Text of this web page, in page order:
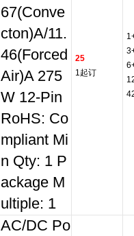
67(Conve
cton)A/11.
46(Forced
Air)A 275
W 12-Pin
RoHS: Co
mpliant Mi
n Qty: 1 P
ackage M
ultiple: 1
25
1起订
AC/DC Po